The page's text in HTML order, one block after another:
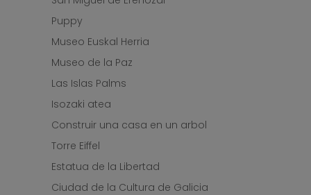
Puppy
Museo Euskal Herria
Museo de la Paz
Las Islas Palms
Isozaki atea
Construir una casa en un arbol
Torre Eiffel
Estatua de la Libertad
Ciudad de la Cultura de Galicia